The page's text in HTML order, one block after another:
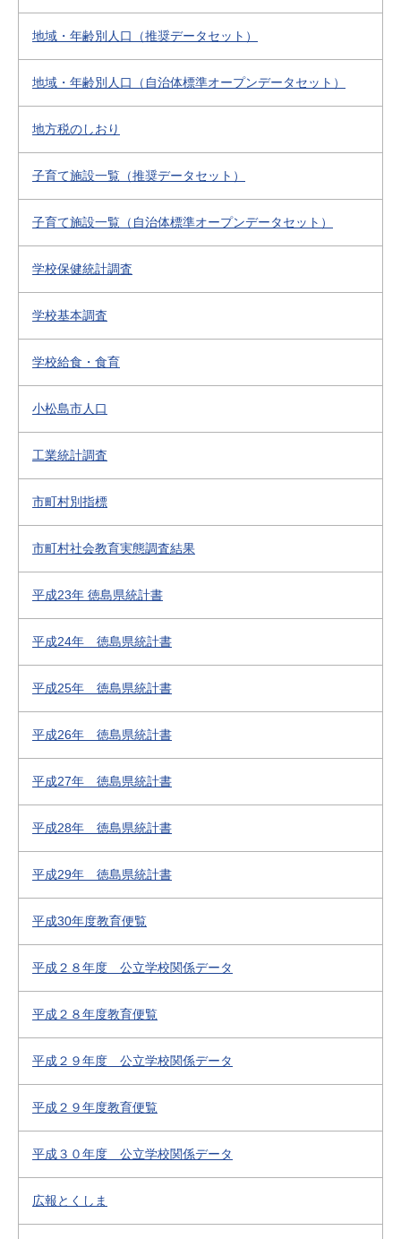
地域・年齢別人口（推奨データセット）
地域・年齢別人口（自治体標準オープンデータセット）
地方税のしおり
子育て施設一覧（推奨データセット）
子育て施設一覧（自治体標準オープンデータセット）
学校保健統計調査
学校基本調査
学校給食・食育
小松島市人口
工業統計調査
市町村別指標
市町村社会教育実態調査結果
平成23年 徳島県統計書
平成24年 徳島県統計書
平成25年 徳島県統計書
平成26年 徳島県統計書
平成27年 徳島県統計書
平成28年 徳島県統計書
平成29年 徳島県統計書
平成30年度教育便覧
平成２８年度 公立学校関係データ
平成２８年度教育便覧
平成２９年度 公立学校関係データ
平成２９年度教育便覧
平成３０年度 公立学校関係データ
広報とくしま